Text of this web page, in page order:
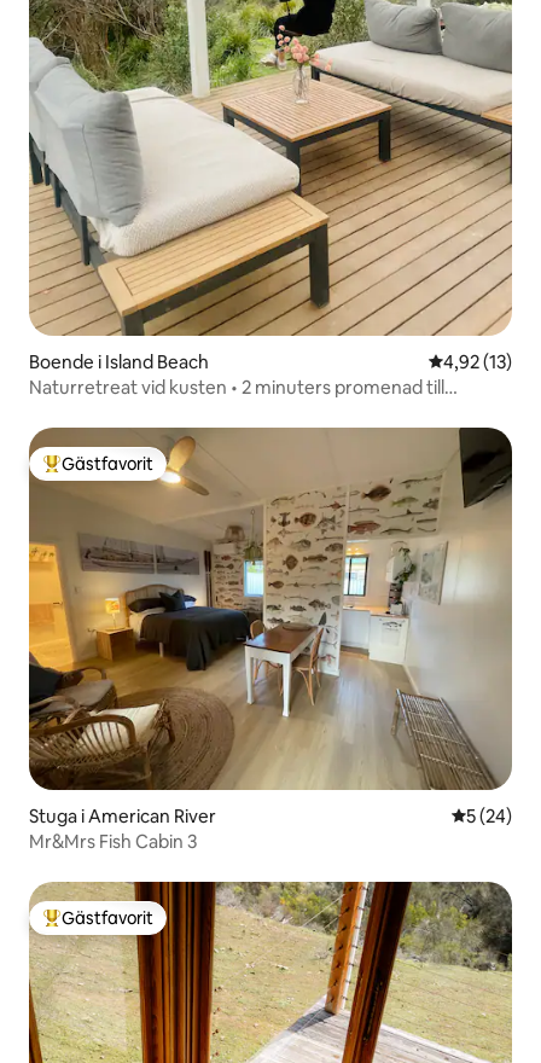
Boende i Island Beach 4,92 av 5 i
4,92 (13)
Naturretreat vid kusten • 2 minuters promenad till
Populär gästfavorit
Gästfavorit
Stuga i American River 5 av 5 i
5 (24)
Mr&Mrs Fish Cabin 3
Populär gästfavorit
Gästfavorit